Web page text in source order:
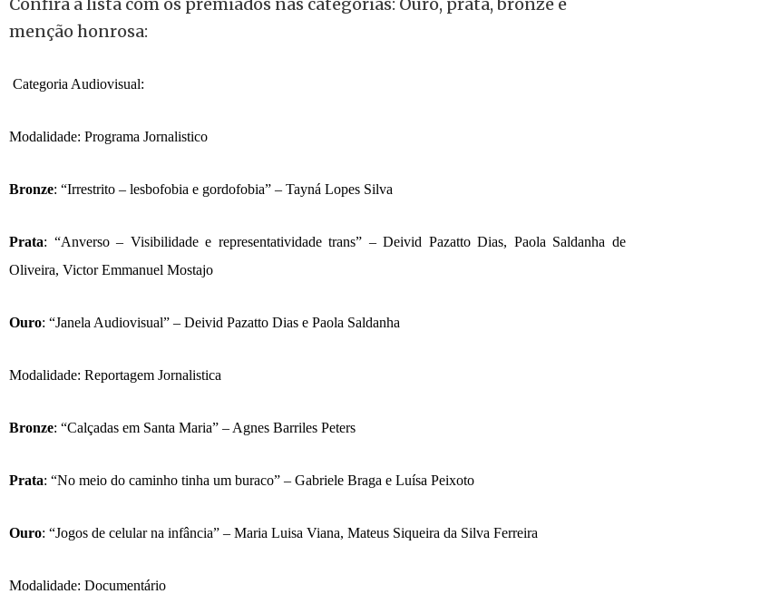
menção honrosa:
Categoria Audiovisual:
Modalidade: Programa Jornalistico
Bronze: “Irrestrito – lesbofobia e gordofobia” – Tayná Lopes Silva
Prata: “Anverso– Visibilidade e representatividade trans” – Deivid Pazatto Dias, Paola Saldanha de
Oliveira, Victor Emmanuel Mostajo
Ouro: “Janela Audiovisual” – Deivid Pazatto Dias e Paola Saldanha
Modalidade: Reportagem Jornalistica
Bronze: “Calçadas em Santa Maria” – Agnes Barriles Peters
Prata: “No meio do caminho tinha um buraco” – Gabriele Braga e Luísa Peixoto
Ouro: “Jogos de celular na infância” – Maria Luisa Viana, Mateus Siqueira da Silva Ferreira
Modalidade: Documentário